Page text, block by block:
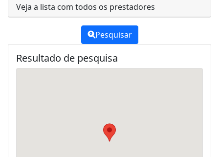
Veja a lista com todos os prestadores
Pesquisar
Resultado de pesquisa